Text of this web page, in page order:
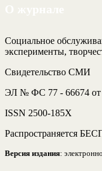
Социальное
эксперименты,
Свидетельство СМИ
ЭЛ № ФС 77 - 66674
ISSN 2500-185Х
Распространяется
Версия издания: